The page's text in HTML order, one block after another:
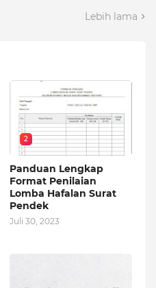
Lebih lama
2
Panduan Lengkap
Format Penilaian
Lomba Hafalan Surat
Pendek
Juli 30, 2023